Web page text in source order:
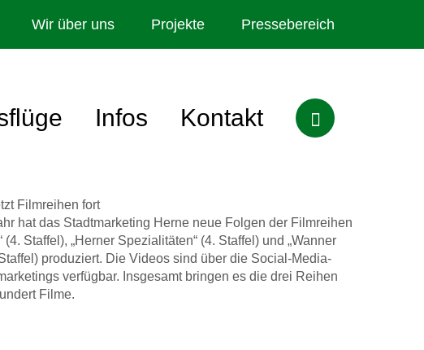
Wir über uns Projekte Pressebereich
Infos Kontakt
Filmreihen fort
hat das Stadtmarketing Herne neue Folgen der Filmreihen
(4. Staffel), „Herner Spezialitäten“ (4. Staffel) und „Wanner
produziert. Die Videos sind über die Social-Media-
verfügbar. Insgesamt bringen es die drei Reihen
Filme.